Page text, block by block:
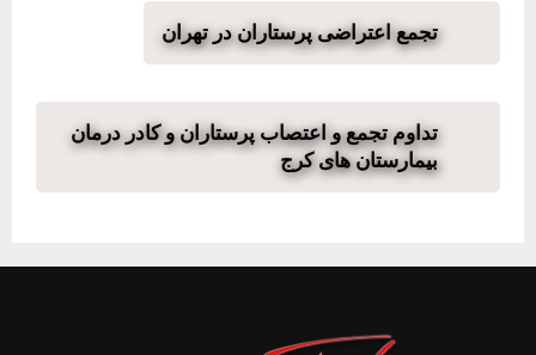
تجمع اعتراضی پرستاران در تهران
تداوم تجمع و اعتصاب پرستاران و کادر درمان
بيمارستان های كرج